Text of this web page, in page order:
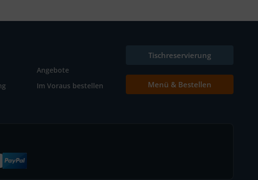
Angebote
Im Voraus bestellen
Tischreservierung
Menü & Bestellen